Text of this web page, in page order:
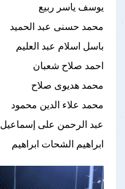
يوسف ياسر ربيع
محمد حسنى عبد الحميد
باسل اسلام عبد العليم
احمد صلاح شعبان
محمد هديوى صلاح
محمد علاء الدين محمود
عبد الرحمن على إسماعيل
ابراهيم الشحات ابراهيم